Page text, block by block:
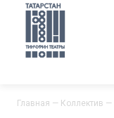
Главная — Коллектив —